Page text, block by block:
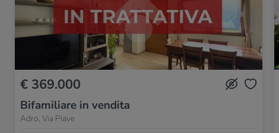
€ 369.000
Bifamiliare in vendita
Adro, Via Piave